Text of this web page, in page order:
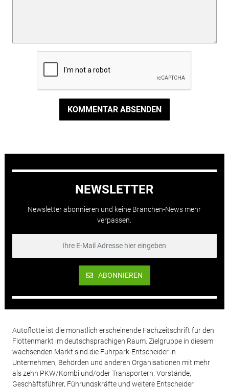
KOMMENTAR ABSENDEN
NEWSLETTER
Newsletter abonnieren und keine Branchen-News mehr
verpassen.
ABONNIEREN
Autoflotte ist die monatlich erscheinende Fachzeitschrift für den
Flottenmarkt im deutschsprachigen Raum. Zielgruppe in diesem
wachsenden Markt sind die Fuhrpark-Entscheider in
Unternehmen, Behörden und anderen Organisationen mit mehr
als zehn PKW/Kombi und/oder Transportern. Vorstände,
Geschäftsführer, Führungskräfte und weitere Entscheider